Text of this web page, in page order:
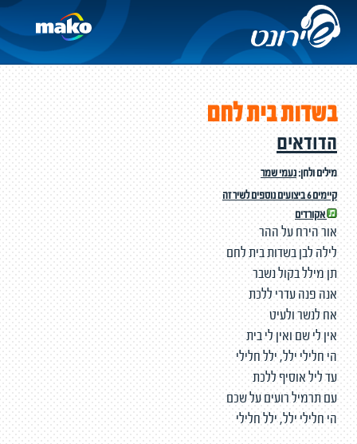
בשדות בית לחם
הדודאים
מילים ולחן:נעמי שמר
קיימים 6 ביצועים נוספים לשיר זה
אקורדים
אור הירח על ההר
לילה לבן בשדות בית לחם
תן מילל בקול נשבר
אנה פנה עדרי ללכת
אח לנשר ולעיט
אין לי שם ואין לי בית
הי חלילי ילל, ילל חלילי
עד ליל אוסיף ללכת
עם תרמיל רועים על שכם
הי חלילי ילל, ילל חלילי